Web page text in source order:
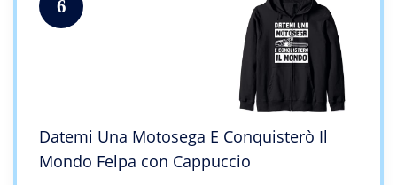
6
Datemi Una Motosega E Conquisterò Il
Mondo Felpa con Cappuccio